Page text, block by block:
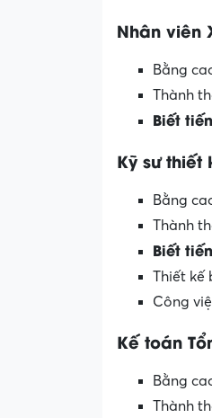
Nhân viên
Bằng
Thành
Biết
Kỹ sư thiết
Bằng
Thành
Biết
Thiết kế
Công
Kế toán
Bằng
Thành